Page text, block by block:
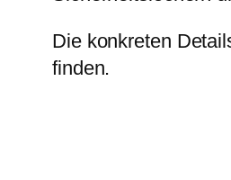
Die konkreten
finden.